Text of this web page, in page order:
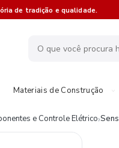
de tradição e qualidade.
Materiais de Construção
e Controle Elétrico›